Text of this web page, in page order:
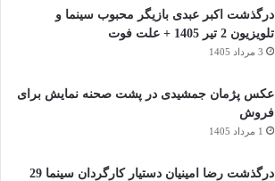
درگذشت اکبر عبدی بازیگر محبوب سینما و
تلویزیون 2 تیر 1405 + علت فوت
3 مرداد 1405
عکس پژمان جمشیدی در پشت صحنه نمایش برای
فروش
1 مرداد 1405
درگذشت رضا امینیان دستیار کارگردان سینما 29